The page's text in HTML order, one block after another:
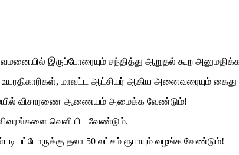
இருப்போரையும் சந்தித்து ஆறுதல் கூற
மாவட்ட ஆட்சியர் ஆகிய அனைவரையும்
விசாரணை ஆணையம் அமைக்க வேண்டும்!
விவரங்களை வெளியிட வேண்டும்.
பட்டோருக்கு தலா 50 லட்சம் ரூபாயும் வழங்க வேண்டும்!